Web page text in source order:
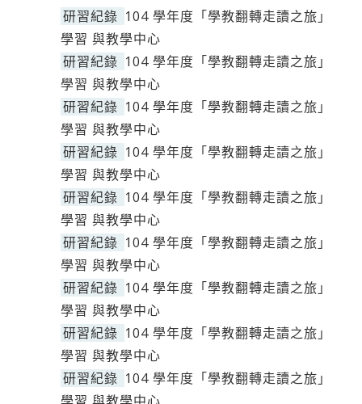
研習紀錄 104 學年度「學教翻轉走讀之旅」
學習 與教學中心
研習紀錄 104 學年度「學教翻轉走讀之旅」
學習 與教學中心
研習紀錄 104 學年度「學教翻轉走讀之旅」
學習 與教學中心
研習紀錄 104 學年度「學教翻轉走讀之旅」
學習 與教學中心
研習紀錄 104 學年度「學教翻轉走讀之旅」
學習 與教學中心
研習紀錄 104 學年度「學教翻轉走讀之旅」
學習 與教學中心
研習紀錄 104 學年度「學教翻轉走讀之旅」
學習 與教學中心
研習紀錄 104 學年度「學教翻轉走讀之旅」
學習 與教學中心
研習紀錄 104 學年度「學教翻轉走讀之旅」